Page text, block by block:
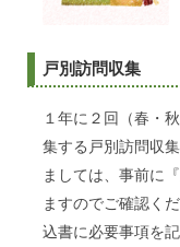
戸別訪問収集
１年に２回（春・
集する戸別訪問収
ましては、事前に
ますのでご確認く
込書に必要事項を